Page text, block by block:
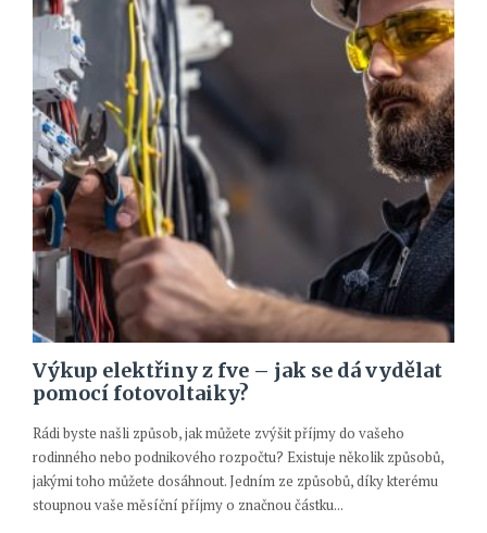
Výkup elektřiny z fve – jak se dá vydělat
pomocí fotovoltaiky?
Rádi byste našli způsob, jak můžete zvýšit příjmy do vašeho
rodinného nebo podnikového rozpočtu? Existuje několik způsobů,
jakými toho můžete dosáhnout. Jedním ze způsobů, díky kterému
stoupnou vaše měsíční příjmy o značnou částku...